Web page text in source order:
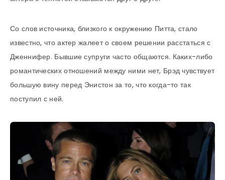
Со слов источника, близкого к окружению Питта, стало
известно, что актер жалеет о своем решении расстаться с
Дженнифер. Бывшие супруги часто общаются. Каких-либо
романтических отношений между ними нет, Брэд чувствует
большую вину перед Энистон за то, что когда-то так
поступил с ней.